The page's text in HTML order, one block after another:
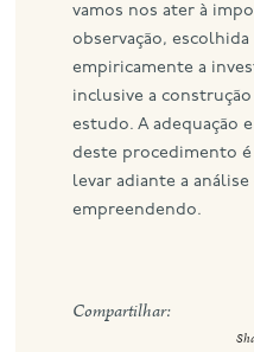
vamos nos ater à
observação, escolhida
empiricamente a
inclusive a
estudo. A adequação
deste procedimento
levar adiante a
empreendendo.
Compartilhar: